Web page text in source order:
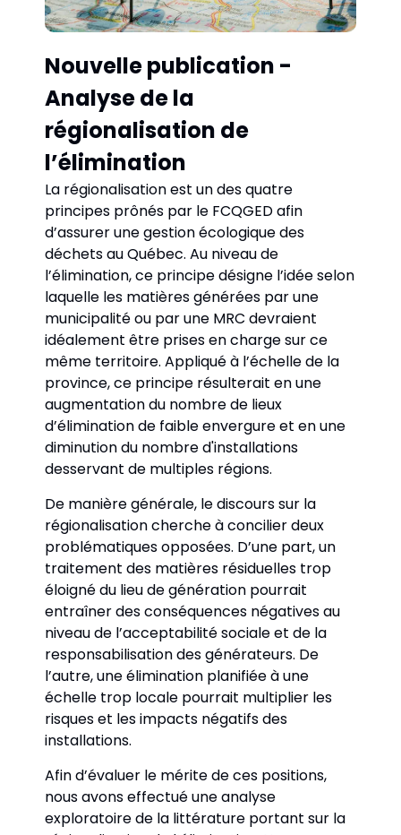
Nouvelle publication -
Analyse de la
régionalisation de
l’élimination
La régionalisation est un des quatre
principes prônés par le FCQGED afin
d’assurer une gestion écologique des
déchets au Québec. Au niveau de
l’élimination, ce principe désigne l’idée selon
laquelle les matières générées par une
municipalité ou par une MRC devraient
idéalement être prises en charge sur ce
même territoire. Appliqué à l’échelle de la
province, ce principe résulterait en une
augmentation du nombre de lieux
d’élimination de faible envergure et en une
diminution du nombre d'installations
desservant de multiples régions.
De manière générale, le discours sur la
régionalisation cherche à concilier deux
problématiques opposées. D’une part, un
traitement des matières résiduelles trop
éloigné du lieu de génération pourrait
entraîner des conséquences négatives au
niveau de l’acceptabilité sociale et de la
responsabilisation des générateurs. De
l’autre, une élimination planifiée à une
échelle trop locale pourrait multiplier les
risques et les impacts négatifs des
installations.
Afin d’évaluer le mérite de ces positions,
nous avons effectué une analyse
exploratoire de la littérature portant sur la